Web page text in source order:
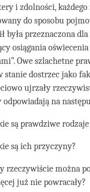
i zdolności,
do sposobu
była przeznaczona
osiągania
Owe szlachetne
stanie dostrzec jako
ujrzały
odpowiadają na
są prawdziwe
są ich przyczyny?
rzeczywiście można
już nie powracały?